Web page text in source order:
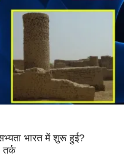
भारत में शुरू हुई?